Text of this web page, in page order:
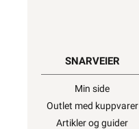
SNARVEIER
Min side
Outlet med kuppvarer
Artikler og guider